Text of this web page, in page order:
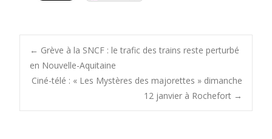
Post
navigation
← Grève à la SNCF : le trafic des trains reste perturbé
en Nouvelle-Aquitaine
Ciné-télé : « Les Mystères des majorettes » dimanche
12 janvier à Rochefort →